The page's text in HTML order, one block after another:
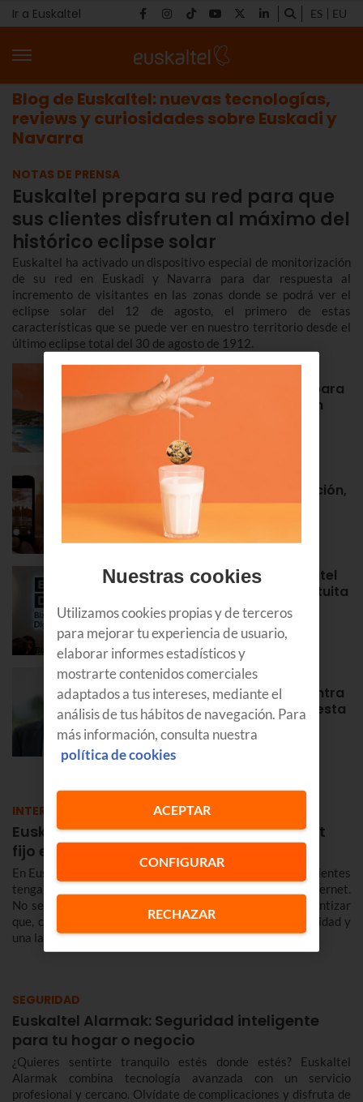
Ir a Euskaltel ES EU
Blog de Euskaltel: nuevas tecnologías,
reviews y curiosidades sobre Euskadi y
Navarra
NOTAS DE PRENSA
Euskaltel prepara su red para que
sus clientes disfruten al máximo del
histórico eclipse solar
Euskaltel ha activado un dispositivo especial de monitorización
de su red en Euskadi y Navarra para dar respuesta al
incremento de visitantes en las zonas donde se podrá ver el
eclipse solar del 12 de agosto, el primero de estas
características que se puede ver en nuestro territorio desde el
último eclipse total del 30 de agosto de 1912.
Euskaltel realiza cerca de un
centenar de intervenciones para
garantizar la conectividad en
verano
NOTAS DE PRENSA
Roaming en Euskaltel: activación,
tarifas, países por zonas…
APRENDE
¡Bienvenidos al Bizkaia Euskaltel
Digital Center! Tu puerta gratuita
para aprender y formarte en
Bilbao
APRENDE
Álex Rayón, experto en
innovación: “La tecnología entra
antes donde equivocarse cuesta
poco”
EMPRESAS
INTERNET
Euskaltel, la mejor experiencia de internet
fijo en Euskadi y Navarra en 2026
En Euskaltel tenemos una prioridad clara: que nuestros clientes
tengan la mejor experiencia a la hora de conectarse a Internet.
No se trata solo de vender megas sin más, sino de garantizar
que, cuando te conectas, la red responda con una estabilidad y
una latencia envidiables.
SEGURIDAD
Euskaltel Alarmak: Seguridad inteligente
para tu hogar o negocio
¿Quieres sentirte tranquilo estés donde estés? Euskaltel
Alarmak combina tecnología avanzada con un servicio
profesional y cercano. Olvídate de complicaciones y disfruta de
Nuestras cookies
Utilizamos cookies propias y de terceros
para mejorar tu experiencia de usuario,
elaborar informes estadísticos y
mostrarte contenidos comerciales
adaptados a tus intereses, mediante el
análisis de tus hábitos de navegación. Para
más información, consulta nuestra
política de cookies
CONFIGURAR
RECHAZAR
ACEPTAR